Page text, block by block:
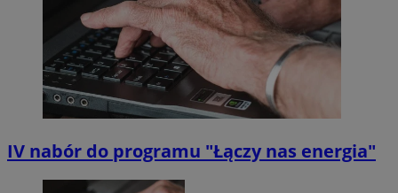
IV nabór do programu "Łączy nas energia"